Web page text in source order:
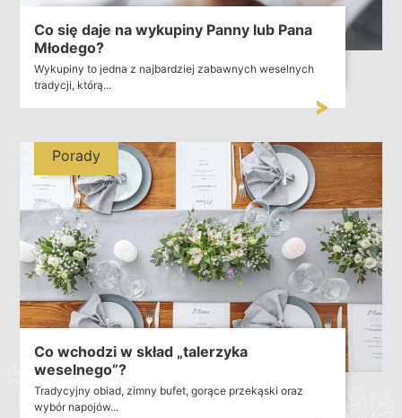
Co się daje na wykupiny Panny lub Pana
Młodego?
Wykupiny to jedna z najbardziej zabawnych weselnych
tradycji, którą...
Co wchodzi w skład „talerzyka
weselnego”?
Tradycyjny obiad, zimny bufet, gorące przekąski oraz
wybór napojów...
Porady